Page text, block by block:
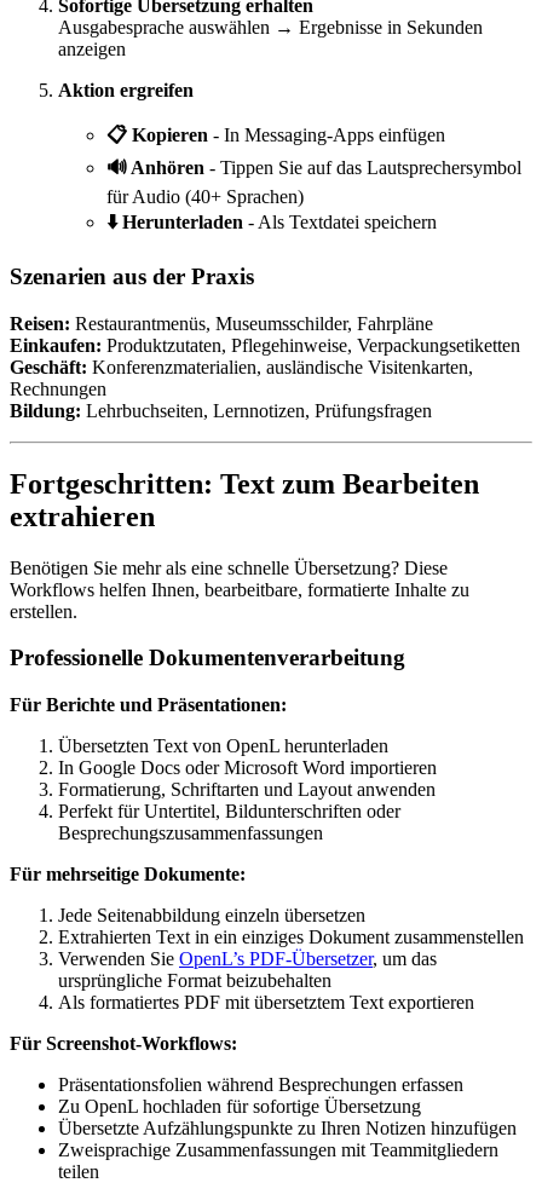
Sofortige Übersetzung erhalten
Ausgabesprache auswählen → Ergebnisse in Sekunden
anzeigen
Aktion ergreifen
📋 Kopieren - In Messaging-Apps einfügen
🔊 Anhören - Tippen Sie auf das Lautsprechersymbol
für Audio (40+ Sprachen)
⬇️ Herunterladen - Als Textdatei speichern
Szenarien aus der Praxis
Reisen: Restaurantmenüs, Museumsschilder, Fahrpläne
Einkaufen: Produktzutaten, Pflegehinweise, Verpackungsetiketten
Geschäft: Konferenzmaterialien, ausländische Visitenkarten,
Rechnungen
Bildung: Lehrbuchseiten, Lernnotizen, Prüfungsfragen
Fortgeschritten: Text zum Bearbeiten
extrahieren
Benötigen Sie mehr als eine schnelle Übersetzung? Diese
Workflows helfen Ihnen, bearbeitbare, formatierte Inhalte zu
erstellen.
Professionelle Dokumentenverarbeitung
Für Berichte und Präsentationen:
Übersetzten Text von OpenL herunterladen
In Google Docs oder Microsoft Word importieren
Formatierung, Schriftarten und Layout anwenden
Perfekt für Untertitel, Bildunterschriften oder
Besprechungszusammenfassungen
Für mehrseitige Dokumente:
Jede Seitenabbildung einzeln übersetzen
Extrahierten Text in ein einziges Dokument zusammenstellen
Verwenden Sie OpenL’s PDF-Übersetzer, um das
ursprüngliche Format beizubehalten
Als formatiertes PDF mit übersetztem Text exportieren
Für Screenshot-Workflows:
Präsentationsfolien während Besprechungen erfassen
Zu OpenL hochladen für sofortige Übersetzung
Übersetzte Aufzählungspunkte zu Ihren Notizen hinzufügen
Zweisprachige Zusammenfassungen mit Teammitgliedern
teilen